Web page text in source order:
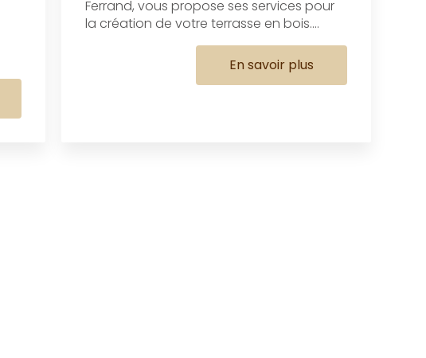
Ferrand, vous propose ses services pour
la création de votre terrasse en bois....
En savoir plus